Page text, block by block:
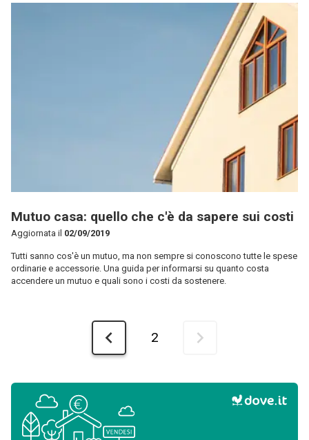
Mutuo casa: quello che c'è da sapere sui costi
Aggiornata il 02/09/2019
Tutti sanno cos'è un mutuo, ma non sempre si conoscono tutte le spese
ordinarie e accessorie. Una guida per informarsi su quanto costa
accendere un mutuo e quali sono i costi da sostenere.
2